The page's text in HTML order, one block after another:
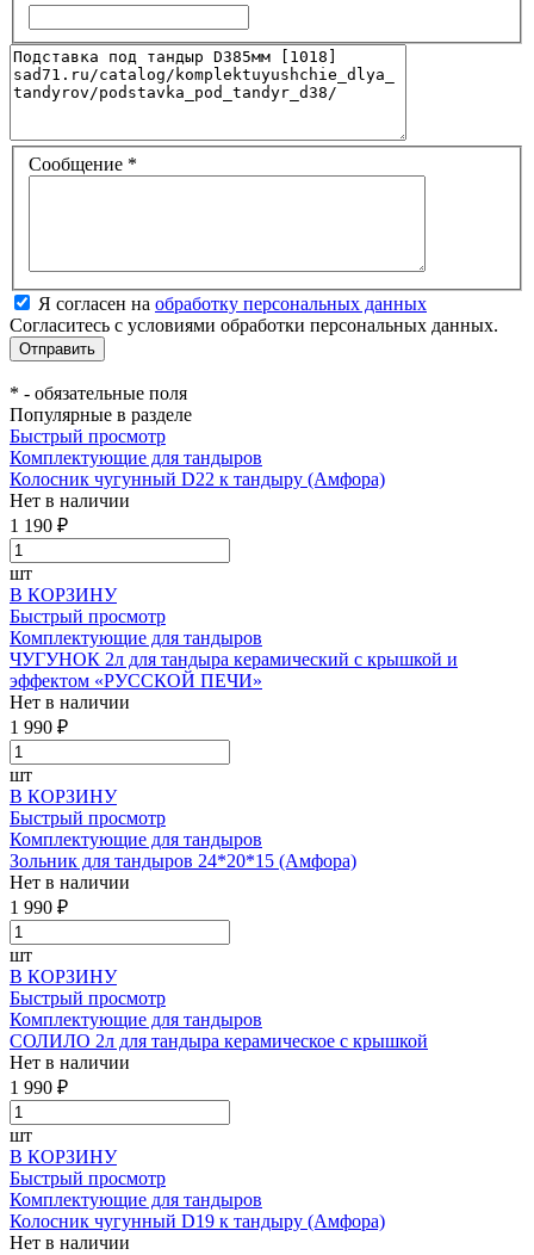
Сообщение *
Я согласен на обработку персональных данных
Согласитесь с условиями обработки персональных данных.
* - обязательные поля
Популярные в разделе
Быстрый просмотр
Комплектующие для тандыров
Колосник чугунный D22 к тандыру (Амфора)
Нет в наличии
1 190 ₽
шт
В КОРЗИНУ
Быстрый просмотр
Комплектующие для тандыров
ЧУГУНОК 2л для тандыра керамический с крышкой и
эффектом «РУССКОЙ ПЕЧИ»
Нет в наличии
1 990 ₽
шт
В КОРЗИНУ
Быстрый просмотр
Комплектующие для тандыров
Зольник для тандыров 24*20*15 (Амфора)
Нет в наличии
1 990 ₽
шт
В КОРЗИНУ
Быстрый просмотр
Комплектующие для тандыров
СОЛИЛО 2л для тандыра керамическое с крышкой
Нет в наличии
1 990 ₽
шт
В КОРЗИНУ
Быстрый просмотр
Комплектующие для тандыров
Колосник чугунный D19 к тандыру (Амфора)
Нет в наличии